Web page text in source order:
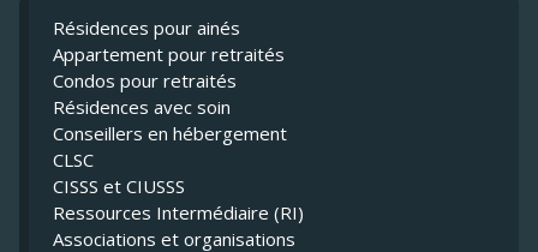
Résidences pour ainés
Appartement pour retraités
Condos pour retraités
Résidences avec soin
Conseillers en hébergement
CLSC
CISSS et CIUSSS
Ressources Intermédiaire (RI)
Associations et organisations